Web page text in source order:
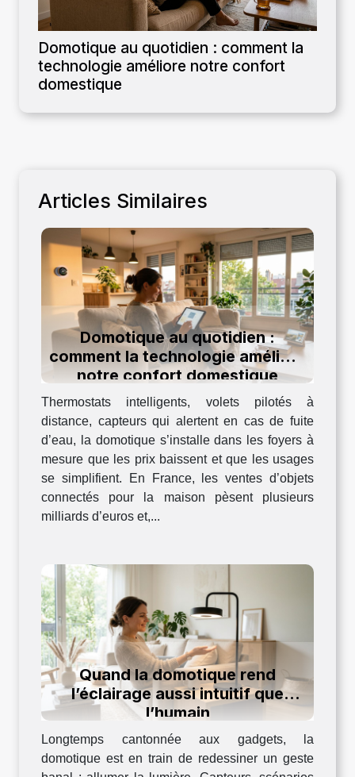
Domotique au quotidien : comment la
technologie améliore notre confort
domestique
Articles Similaires
Domotique au quotidien :
comment la technologie améliore
notre confort domestique
Thermostats intelligents, volets pilotés à
distance, capteurs qui alertent en cas de fuite
d’eau, la domotique s’installe dans les foyers à
mesure que les prix baissent et que les usages
se simplifient. En France, les ventes d’objets
connectés pour la maison pèsent plusieurs
milliards d’euros et,...
Quand la domotique rend
l’éclairage aussi intuitif que
l’humain
Longtemps cantonnée aux gadgets, la
domotique est en train de redessiner un geste